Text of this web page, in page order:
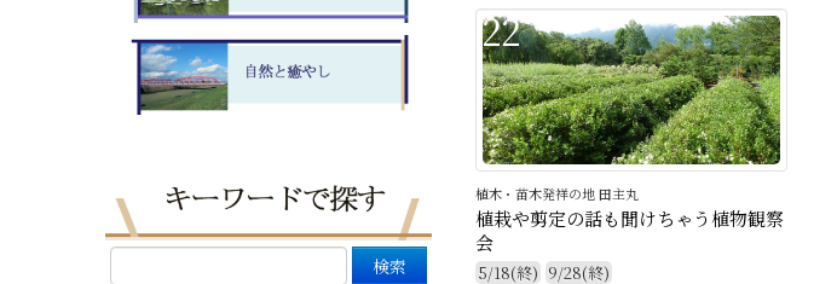
22
植木・苗木発祥の地 田主丸
植栽や剪定の話も聞けちゃう植物観察
会
5/18(終) 9/28(終)